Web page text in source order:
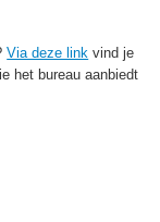
Via deze link vind je
het bureau aanbiedt